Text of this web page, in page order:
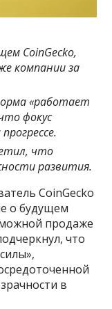
CoinGecko,
компании за
«работает
фокус
что
развития.
CoinGecko
о будущем
продаже
что
в